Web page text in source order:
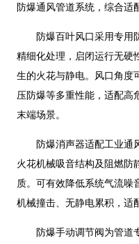
防爆通风管道系统，综合适
防爆百叶风口采用专用
精细化处理，启闭运行无硬
生的火花与静电。风口角度
压防爆等多重性能，适配高
末端场景。
防爆消声器适配工业通
火花机械吸音结构及阻燃防
质。可有效降低系统气流噪
机械撞击、无静电累积，适
防爆手动调节阀为管道